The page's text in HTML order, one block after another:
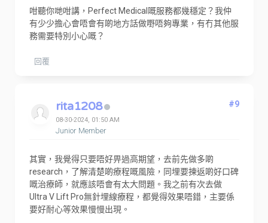
咁聽你哋咁講，Perfect Medical嘅服務都幾穩定？我仲
有少少擔心會唔會有啲地方話做嘢唔夠專業，有冇其他服
務需要特別小心嘅？
回覆
rita1208
08-30-2024, 01:50 AM
Junior Member
#9
其實，我覺得只要唔好畀過高期望，去前先做多啲
research，了解清楚啲療程嘅風險，同埋要揀返啲好口碑
嘅治療師，就應該唔會有太大問題。我之前有次去做
Ultra V Lift Pro無針埋線療程，都覺得效果唔錯，主要係
要好耐心等效果慢慢出現。